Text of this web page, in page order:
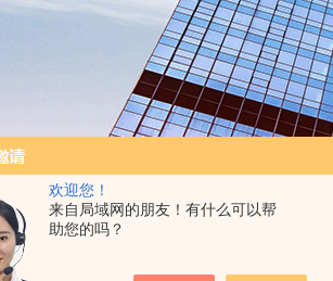
欢迎您！
来自局域网的朋友！有什么可以帮
助您的吗？